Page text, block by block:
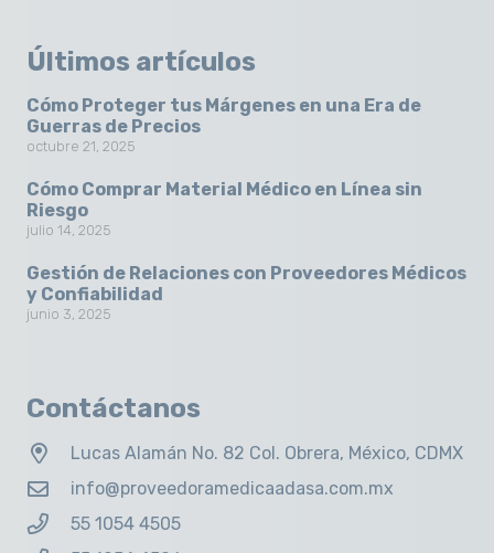
Últimos artículos
Cómo Proteger tus Márgenes en una Era de
Guerras de Precios
octubre 21, 2025
Cómo Comprar Material Médico en Línea sin
Riesgo
julio 14, 2025
Gestión de Relaciones con Proveedores Médicos
y Confiabilidad
junio 3, 2025
Contáctanos
Lucas Alamán No. 82 Col. Obrera, México, CDMX
info@proveedoramedicaadasa.com.mx
55 1054 4505